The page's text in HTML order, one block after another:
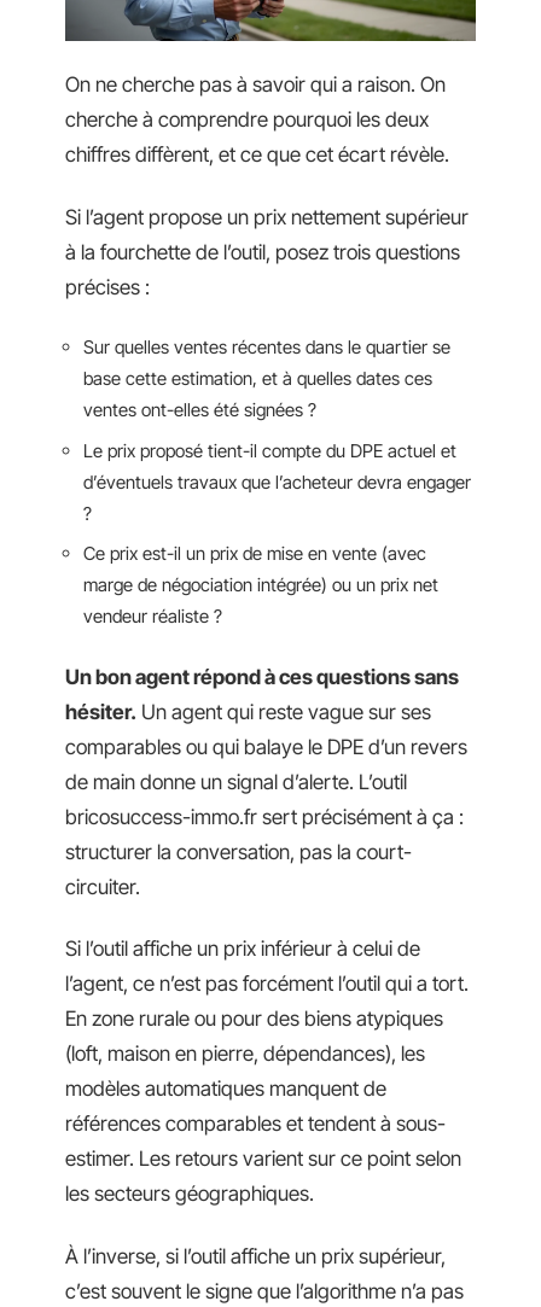
On ne cherche pas à savoir qui a raison. On
cherche à comprendre pourquoi les deux
chiffres diffèrent, et ce que cet écart révèle.
Si l’agent propose un prix nettement supérieur
à la fourchette de l’outil, posez trois questions
précises :
Sur quelles ventes récentes dans le quartier se
base cette estimation, et à quelles dates ces
ventes ont-elles été signées ?
Le prix proposé tient-il compte du DPE actuel et
d’éventuels travaux que l’acheteur devra engager
?
Ce prix est-il un prix de mise en vente (avec
marge de négociation intégrée) ou un prix net
vendeur réaliste ?
Un bon agent répond à ces questions sans
hésiter. Un agent qui reste vague sur ses
comparables ou qui balaye le DPE d’un revers
de main donne un signal d’alerte. L’outil
bricosuccess-immo.fr sert précisément à ça :
structurer la conversation, pas la court-
circuiter.
Si l’outil affiche un prix inférieur à celui de
l’agent, ce n’est pas forcément l’outil qui a tort.
En zone rurale ou pour des biens atypiques
(loft, maison en pierre, dépendances), les
modèles automatiques manquent de
références comparables et tendent à sous-
estimer. Les retours varient sur ce point selon
les secteurs géographiques.
À l’inverse, si l’outil affiche un prix supérieur,
c’est souvent le signe que l’algorithme n’a pas